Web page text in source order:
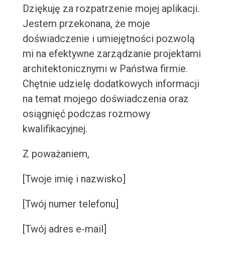
Dziękuję za rozpatrzenie mojej aplikacji.
Jestem przekonana, że moje
doświadczenie i umiejętności pozwolą
mi na efektywne zarządzanie projektami
architektonicznymi w Państwa firmie.
Chętnie udzielę dodatkowych informacji
na temat mojego doświadczenia oraz
osiągnięć podczas rozmowy
kwalifikacyjnej.
Z poważaniem,
[Twoje imię i nazwisko]
[Twój numer telefonu]
[Twój adres e-mail]